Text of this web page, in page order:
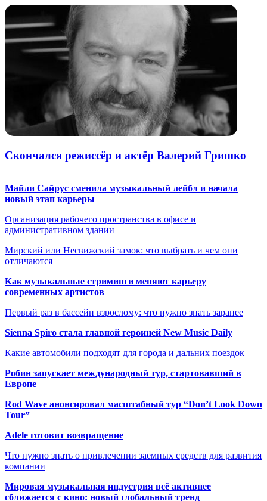
Скончался режиссёр и актёр Валерий Гришко
Майли Сайрус сменила музыкальный лейбл и начала
новый этап карьеры
Организация рабочего пространства в офисе и
административном здании
Мирский или Несвижский замок: что выбрать и чем они
отличаются
Как музыкальные стриминги меняют карьеру
современных артистов
Первый раз в бассейн взрослому: что нужно знать заранее
Sienna Spiro стала главной героиней New Music Daily
Какие автомобили подходят для города и дальних поездок
Робин запускает международный тур, стартовавший в
Европе
Rod Wave анонсировал масштабный тур “Don’t Look Down
Tour”
Adele готовит возвращение
Что нужно знать о привлечении заемных средств для развития
компании
Мировая музыкальная индустрия всё активнее
сближается с кино: новый глобальный тренд